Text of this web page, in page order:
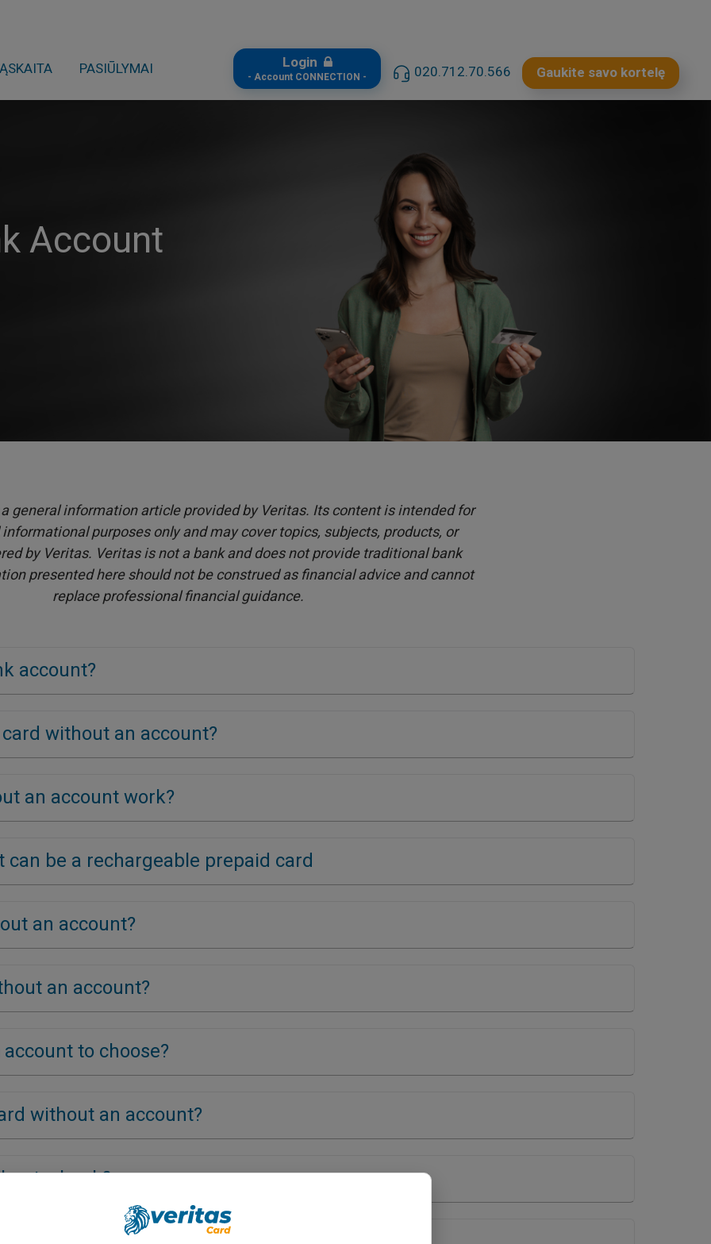
PASIŪLYMAI Login
- Account CONNECTION - 020.712.70.566 Gaukite savo kortelę
Account
general information article provided by Veritas. Its content is intended for
purposes only and may cover topics, subjects, products, or
by Veritas. Veritas is not a bank and does not provide traditional bank
presented here should not be construed as financial advice and cannot
replace professional financial guidance.
account?
without an account?
an account work?
be a rechargeable prepaid card
an account?
an account?
to choose?
without an account?
a bank?